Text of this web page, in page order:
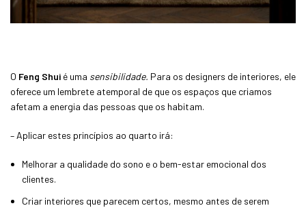
O Feng Shui é uma sensibilidade. Para os designers de interiores, ele
oferece um lembrete atemporal de que os espaços que criamos
afetam a energia das pessoas que os habitam.
– Aplicar estes princípios ao quarto irá:
Melhorar a qualidade do sono e o bem-estar emocional dos
clientes.
Criar interiores que parecem certos, mesmo antes de serem